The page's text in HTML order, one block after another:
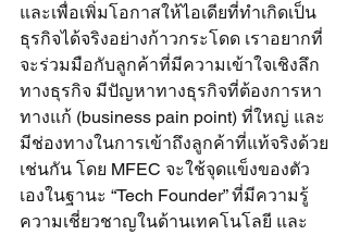
และเพื่อเพิ่มโอกาสให้ไอเดียที่ทำเกิดเป็น
ธุรกิจได้จริงอย่างก้าวกระโดด เราอยากที่
จะร่วมมือกับลูกค้าที่มีความเข้าใจเชิงลึก
ทางธุรกิจ มีปัญหาทางธุรกิจที่ต้องการหา
ทางแก้ (business pain point) ที่ใหญ่ และ
มีช่องทางในการเข้าถึงลูกค้าที่แท้จริงด้วย
เช่นกัน โดย MFEC จะใช้จุดแข็งของตัว
เองในฐานะ “Tech Founder” ที่มีความรู้
ความเชี่ยวชาญในด้านเทคโนโลยี และ